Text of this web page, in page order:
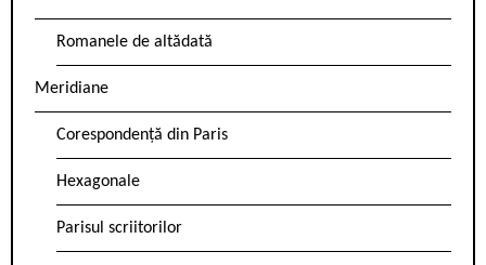
Romanele de altădată
Meridiane
Corespondență din Paris
Hexagonale
Parisul scriitorilor